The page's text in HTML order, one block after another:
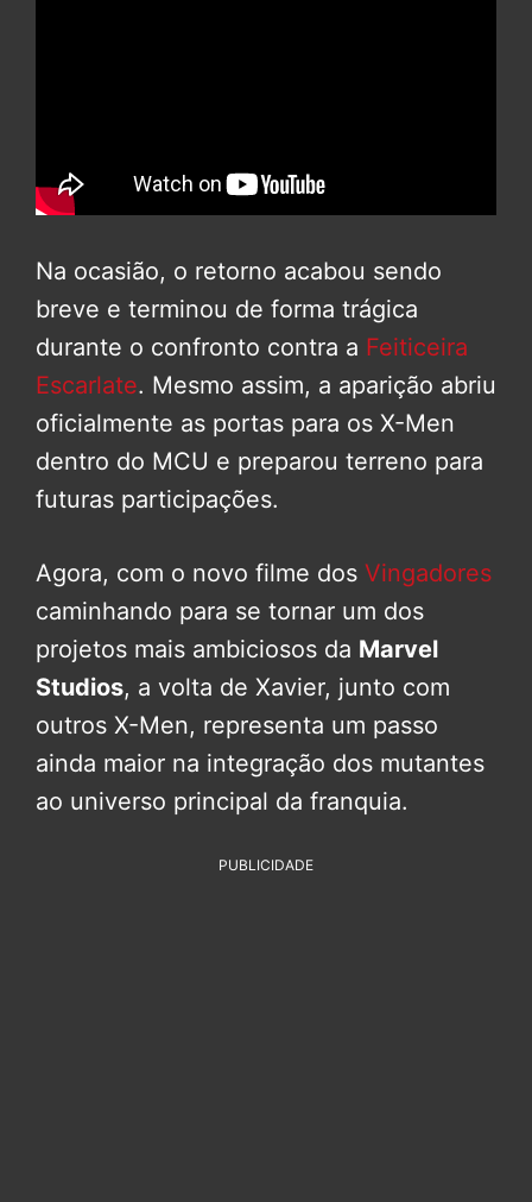
Na ocasião, o retorno acabou sendo
breve e terminou de forma trágica
durante o confronto contra a Feiticeira
Escarlate. Mesmo assim, a aparição abriu
oficialmente as portas para os X-Men
dentro do MCU e preparou terreno para
futuras participações.
Agora, com o novo filme dos Vingadores
caminhando para se tornar um dos
projetos mais ambiciosos da Marvel
Studios, a volta de Xavier, junto com
outros X-Men, representa um passo
ainda maior na integração dos mutantes
ao universo principal da franquia.
PUBLICIDADE